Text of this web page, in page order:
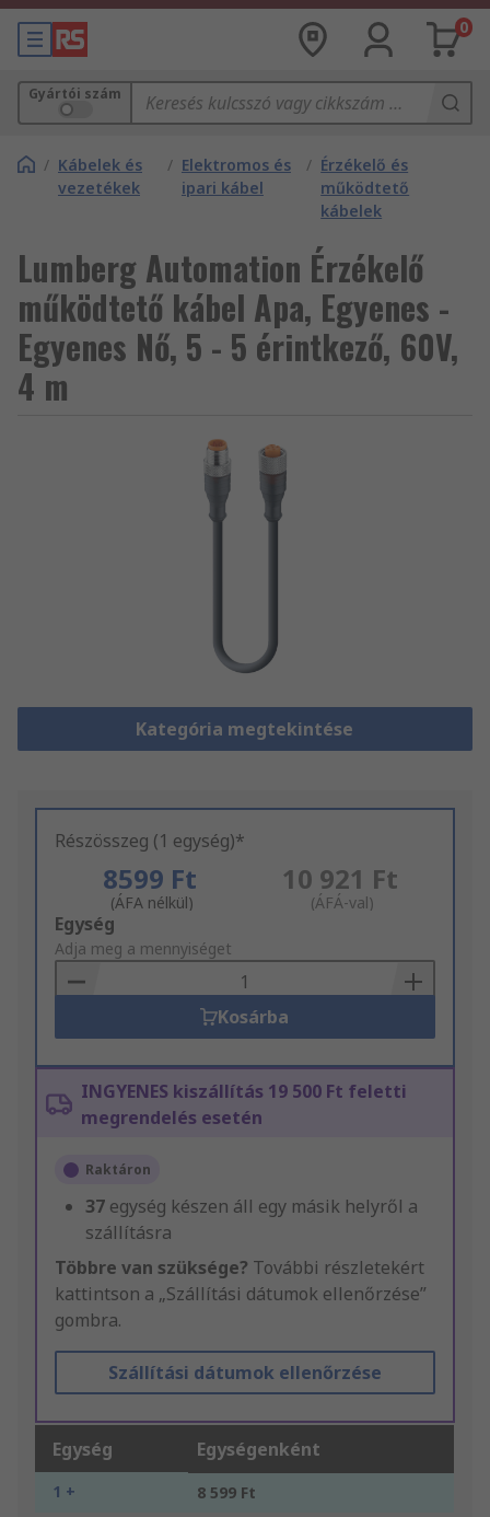
0
Gyártói szám
/ Kábelek és
vezetékek
/ Elektromos és
ipari kábel
/ Érzékelő és
működtető
kábelek
Lumberg Automation Érzékelő
működtető kábel Apa, Egyenes -
Egyenes Nő, 5 - 5 érintkező, 60V,
4 m
Kategória megtekintése
Részösszeg (1 egység)*
8599 Ft
(ÁFA nélkül)
10 921 Ft
(ÁFÁ-val)
Add
to
Basket
Egység
Adja meg a mennyiséget
Kosárba
INGYENES kiszállítás 19 500 Ft feletti
megrendelés esetén
Raktáron
37 egység készen áll egy másik helyről a
szállításra
Többre van szüksége? További részletekért
kattintson a „Szállítási dátumok ellenőrzése”
gombra.
Szállítási dátumok ellenőrzése
Egység Egységenként
1 + 8 599 Ft